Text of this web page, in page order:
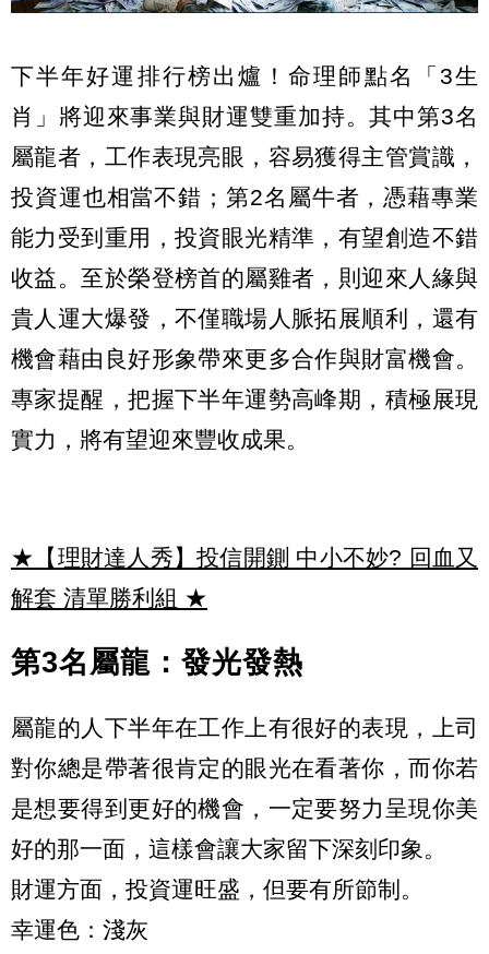
下半年好運排行榜出爐！命理師點名「3生
肖」將迎來事業與財運雙重加持。其中第3名
屬龍者，工作表現亮眼，容易獲得主管賞識，
投資運也相當不錯；第2名屬牛者，憑藉專業
能力受到重用，投資眼光精準，有望創造不錯
收益。至於榮登榜首的屬雞者，則迎來人緣與
貴人運大爆發，不僅職場人脈拓展順利，還有
機會藉由良好形象帶來更多合作與財富機會。
專家提醒，把握下半年運勢高峰期，積極展現
實力，將有望迎來豐收成果。
★【理財達人秀】投信開鍘 中小不妙? 回血又
解套 清單勝利組 ★
第3名屬龍：發光發熱
屬龍的人下半年在工作上有很好的表現，上司
對你總是帶著很肯定的眼光在看著你，而你若
是想要得到更好的機會，一定要努力呈現你美
好的那一面，這樣會讓大家留下深刻印象。
財運方面，投資運旺盛，但要有所節制。
幸運色：淺灰